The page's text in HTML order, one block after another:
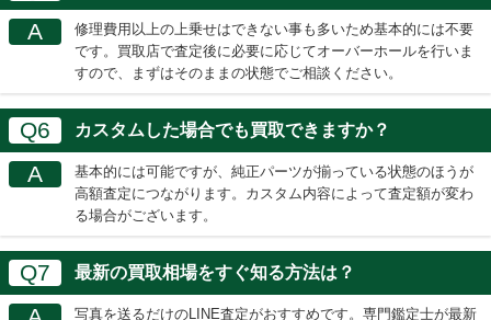
A
修理費用以上の上乗せはできない事も多いため基本的には不要
です。買取店で査定後に必要に応じてオーバーホールを行いま
すので、まずはそのままの状態でご相談ください。
Q6 カスタムした場合でも買取できますか？
A
基本的には可能ですが、純正パーツが揃っている状態のほうが
高額査定につながります。カスタム内容によって査定額が変わ
る場合がございます。
Q7 最新の買取相場をすぐ知る方法は？
写真を送るだけのLINE査定がおすすめです。専門鑑定士が最新